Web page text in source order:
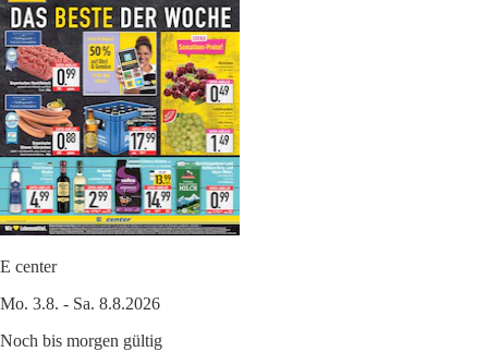
E center
Mo. 3.8. - Sa. 8.8.2026
Noch bis morgen gültig